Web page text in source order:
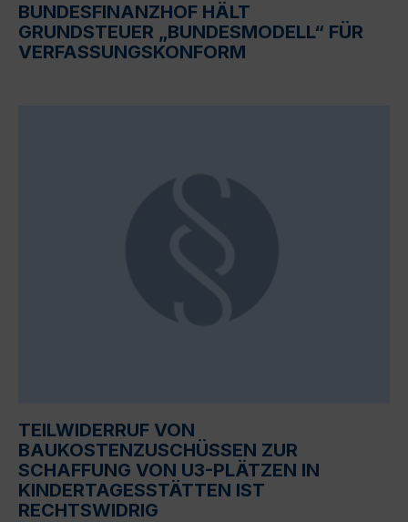
BUNDESFINANZHOF HÄLT
GRUNDSTEUER „BUNDESMODELL“ FÜR
VERFASSUNGSKONFORM
TEILWIDERRUF VON
BAUKOSTENZUSCHÜSSEN ZUR
SCHAFFUNG VON U3-PLÄTZEN IN
KINDERTAGESSTÄTTEN IST
RECHTSWIDRIG